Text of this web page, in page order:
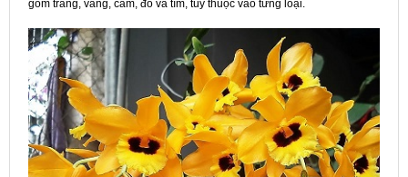
gồm trắng, vàng, cam, đỏ và tím, tùy thuộc vào từng loại.